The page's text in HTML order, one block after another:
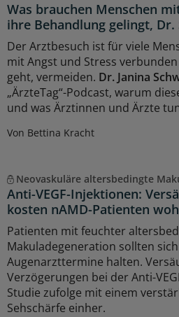
Was brauchen Menschen
ihre Behandlung gelingt, Dr.
Der Arztbesuch ist für viele
mit Angst und Stress
geht, vermeiden. Dr. Janina
„ÄrzteTag“-Podcast, warum
und was Ärztinnen und Ärzte
Von Bettina Kracht
Neovaskuläre altersbedingte
Anti-VEGF-Injektionen:
kosten nAMD-Patienten
Patienten mit feuchter
Makuladegeneration sollten
Augenarzttermine halten.
Verzögerungen bei der Anti-
Studie zufolge mit einem
Sehschärfe einher.